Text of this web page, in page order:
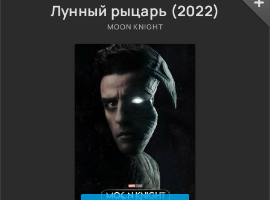
Лунный рыцарь (2022)
MOON KNIGHT